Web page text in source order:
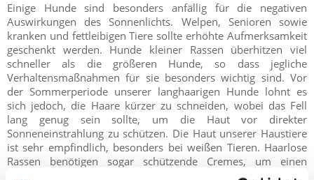
Einige Hunde sind besonders anfällig für die negativen
Auswirkungen des Sonnenlichts. Welpen, Senioren sowie
kranken und fettleibigen Tiere sollte erhöhte Aufmerksamkeit
geschenkt werden. Hunde kleiner Rassen überhitzen viel
schneller als die größeren Hunde, so dass jegliche
Verhaltensmaßnahmen für sie besonders wichtig sind. Vor
der Sommerperiode unserer langhaarigen Hunde lohnt es
sich jedoch, die Haare kürzer zu schneiden, wobei das Fell
lang genug sein sollte, um die Haut vor direkter
Sonneneinstrahlung zu schützen. Die Haut unserer Haustiere
ist sehr empfindlich, besonders bei weißen Tieren. Haarlose
Rassen benötigen sogar schützende Cremes, um einen